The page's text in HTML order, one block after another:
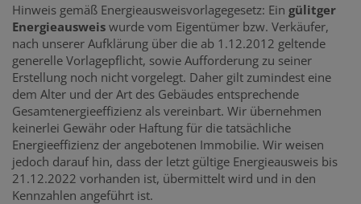
Hinweis gemäß Energieausweisvorlagegesetz: Ein gülitger
Energieausweis wurde vom Eigentümer bzw. Verkäufer,
nach unserer Aufklärung über die ab 1.12.2012 geltende
generelle Vorlagepflicht, sowie Aufforderung zu seiner
Erstellung noch nicht vorgelegt. Daher gilt zumindest eine
dem Alter und der Art des Gebäudes entsprechende
Gesamtenergieeffizienz als vereinbart. Wir übernehmen
keinerlei Gewähr oder Haftung für die tatsächliche
Energieeffizienz der angebotenen Immobilie. Wir weisen
jedoch darauf hin, dass der letzt gültige Energieausweis bis
21.12.2022 vorhanden ist, übermittelt wird und in den
Kennzahlen angeführt ist.